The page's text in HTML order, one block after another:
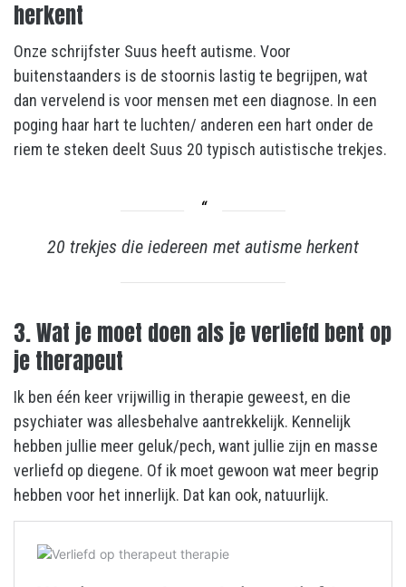
herkent
Onze schrijfster Suus heeft autisme. Voor
buitenstaanders is de stoornis lastig te begrijpen, wat
dan vervelend is voor mensen met een diagnose. In een
poging haar hart te luchten/ anderen een hart onder de
riem te steken deelt Suus 20 typisch autistische trekjes.
20 trekjes die iedereen met autisme herkent
3. Wat je moet doen als je verliefd bent op
je therapeut
Ik ben één keer vrijwillig in therapie geweest, en die
psychiater was allesbehalve aantrekkelijk. Kennelijk
hebben jullie meer geluk/pech, want jullie zijn en masse
verliefd op diegene. Of ik moet gewoon wat meer begrip
hebben voor het innerlijk. Dat kan ook, natuurlijk.